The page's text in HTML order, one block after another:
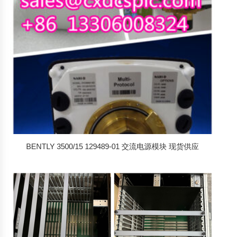
BENTLY 3500/15 129489-01 交流电源模块 现货供应